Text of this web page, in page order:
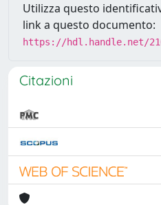
Utilizza questo
link a questo documento:
https://hdl.handle.net/
Citazioni